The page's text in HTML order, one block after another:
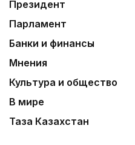
Президент
Парламент
Банки и финансы
Мнения
Культура и общество
В мире
Таза Казахстан